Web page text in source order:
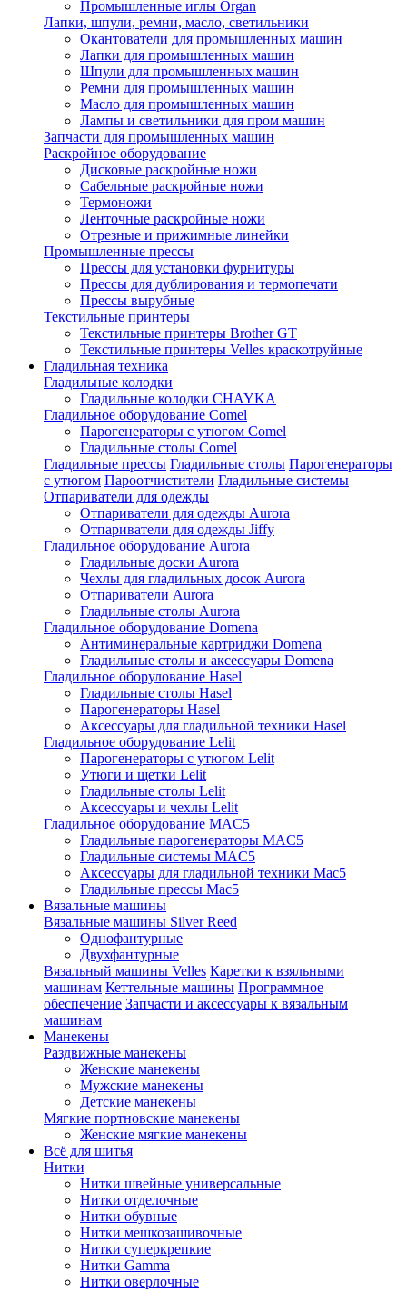
Промышленные иглы Organ
Лапки, шпули, ремни, масло, светильники
Окантователи для промышленных машин
Лапки для промышленных машин
Шпули для промышленных машин
Ремни для промышленных машин
Масло для промышленных машин
Лампы и светильники для пром машин
Запчасти для промышленных машин
Раскройное оборудование
Дисковые раскройные ножи
Сабельные раскройные ножи
Термоножи
Ленточные раскройные ножи
Отрезные и прижимные линейки
Промышленные прессы
Прессы для установки фурнитуры
Прессы для дублирования и термопечати
Прессы вырубные
Текстильные принтеры
Текстильные принтеры Brother GT
Текстильные принтеры Velles краскотруйные
Гладильная техника
Гладильные колодки
Гладильные колодки CHAYKA
Гладильное оборудование Comel
Парогенераторы с утюгом Comel
Гладильные столы Comel
Гладильные прессы Гладильные столы Парогенераторы
с утюгом Пароотчистители Гладильные системы
Отпариватели для одежды
Отпариватели для одежды Aurora
Отпариватели для одежды Jiffy
Гладильное оборудование Aurora
Гладильные доски Aurora
Чехлы для гладильных досок Aurora
Отпариватели Aurora
Гладильные столы Aurora
Гладильное оборудование Domena
Антиминеральные картриджи Domena
Гладильные столы и аксессуары Domena
Гладильное оборулование Hasel
Гладильные столы Hasel
Парогенераторы Hasel
Аксессуары для гладильной техники Hasel
Гладильное оборудование Lelit
Парогенераторы с утюгом Lelit
Утюги и щетки Lelit
Гладильные столы Lelit
Аксессуары и чехлы Lelit
Гладильное оборудование MAC5
Гладильные парогенераторы MAC5
Гладильные системы MAC5
Аксессуары для гладильной техники Mac5
Гладильные прессы Mac5
Вязальные машины
Вязальные машины Silver Reed
Однофантурные
Двухфантурные
Вязальный машины Velles Каретки к взяльными
машинам Кеттельные машины Программное
обеспечение Запчасти и аксессуары к вязальным
машинам
Манекены
Раздвижные манекены
Женские манекены
Мужские манекены
Детские манекены
Мягкие портновские манекены
Женские мягкие манекены
Всё для шитья
Нитки
Нитки швейные универсальные
Нитки отделочные
Нитки обувные
Нитки мешкозашивочные
Нитки суперкрепкие
Нитки Gamma
Нитки оверлочные